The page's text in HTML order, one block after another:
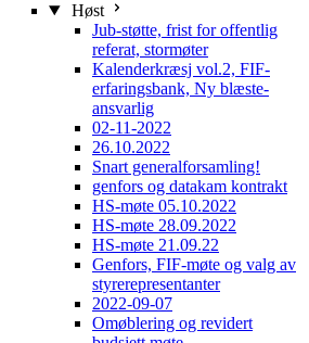
Høst
Jub-støtte, frist for offentlig
referat, stormøter
Kalenderkræsj vol.2, FIF-
erfaringsbank, Ny blæste-
ansvarlig
02-11-2022
26.10.2022
Snart generalforsamling!
genfors og datakam kontrakt
HS-møte 05.10.2022
HS-møte 28.09.2022
HS-møte 21.09.22
Genfors, FIF-møte og valg av
styrerepresentanter
2022-09-07
Omøblering og revidert